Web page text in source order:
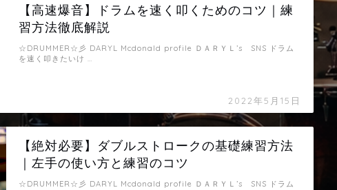
【高速爆音】ドラムを速く叩くためのコツ｜練
習方法徹底解説
2022年5月15日
☆DRUMMER☆彡 DARYL Mcdonald profile ＤＡＲＹＬ’s SNS ドラム
を速く叩きたいけ …
【絶対必要】ダブルストロークの基礎練習方法
｜左手の使い方と練習のコツ
☆DRUMMER☆彡 DARYL Mcdonald profile ＤＡＲＹＬ’s SNS ドラム